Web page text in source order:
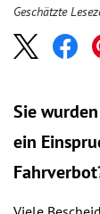
Geschätzte
Sie
ein